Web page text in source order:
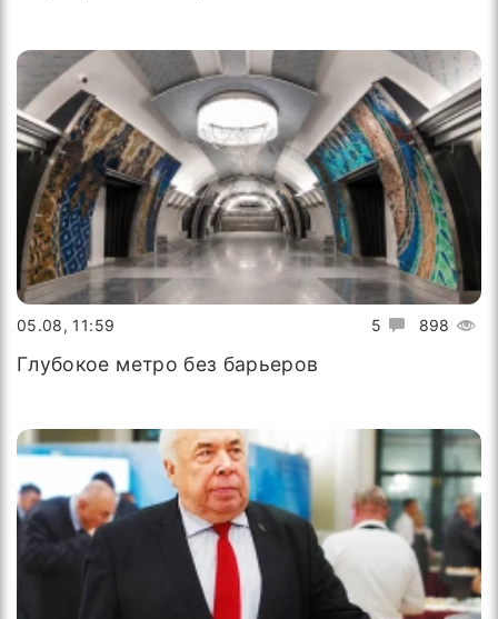
5 898
05.08, 11:59
Глубокое метро без барьеров